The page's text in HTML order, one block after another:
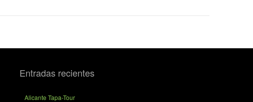
Entradas recientes
Alicante Tapa-Tour